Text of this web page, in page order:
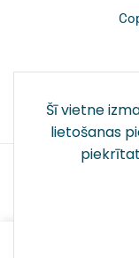
Šī vietne
lietošanas